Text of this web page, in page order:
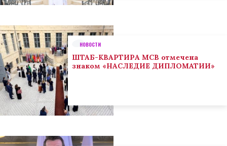
НОВОСТИ
ШТАБ-КВАРТИРА МСВ отмечена
знаком «НАСЛЕДИЕ ДИПЛОМАТИИ»